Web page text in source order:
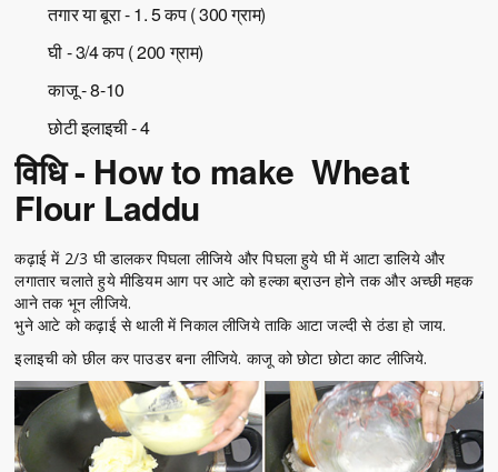
तगार या बूरा - 1. 5 कप ( 300 ग्राम)
घी - 3/4 कप ( 200 ग्राम)
काजू - 8-10
छोटी इलाइची - 4
विधि - How to make Wheat
Flour Laddu
कढ़ाई में 2/3 घी डालकर पिघला लीजिये और पिघला हुये घी में आटा डालिये और
लगातार चलाते हुये मीडियम आग पर आटे को हल्का ब्राउन होने तक और अच्छी महक
आने तक भून लीजिये.
भुने आटे को कढ़ाई से थाली में निकाल लीजिये ताकि आटा जल्दी से ठंडा हो जाय.
इलाइची को छील कर पाउडर बना लीजिये. काजू को छोटा छोटा काट लीजिये.